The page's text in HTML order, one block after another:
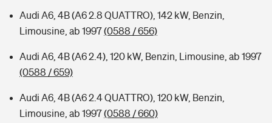
Audi A6, 4B (A6 2.8 QUATTRO), 142 kW, Benzin,
Limousine, ab 1997(0588 / 656)
Audi A6, 4B (A6 2.4), 120 kW, Benzin, Limousine, ab 1997
(0588 / 659)
Audi A6, 4B (A6 2.4 QUATTRO), 120 kW, Benzin,
Limousine, ab 1997(0588 / 660)